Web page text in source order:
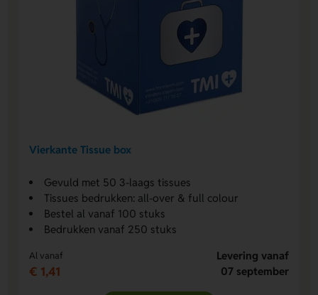
Vierkante Tissue box
Gevuld met 50 3-laags tissues
Tissues bedrukken: all-over & full colour
Bestel al vanaf 100 stuks
Bedrukken vanaf 250 stuks
Al vanaf
€ 1,41
Levering vanaf
07 september